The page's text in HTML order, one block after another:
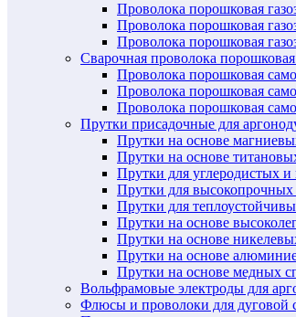
Проволока порошковая
Проволока порошковая
Проволока порошковая
Сварочная проволока
Проволока порошковая
Проволока порошковая
Проволока порошковая
Прутки присадочные для
Прутки на основе
Прутки на основе
Прутки для углеродистых и
Прутки для высокопрочных
Прутки для
Прутки на основе
Прутки на основе
Прутки на основе
Прутки на основе медных
Вольфрамовые электроды для
Флюсы и проволоки для дуговой